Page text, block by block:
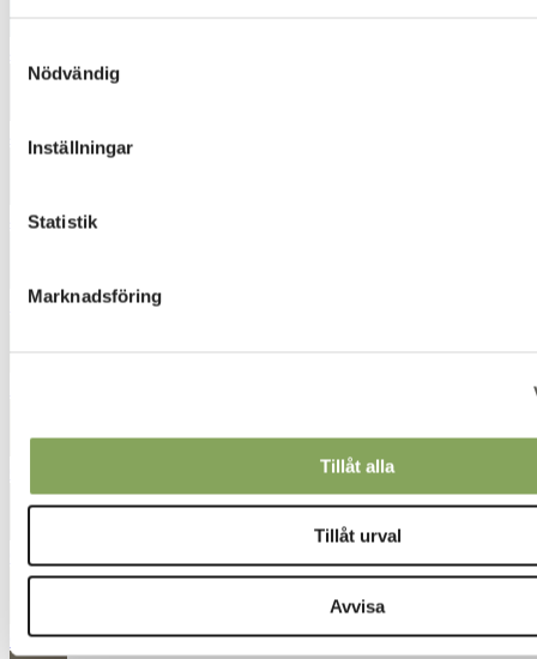
Nödvändig
Inställningar
Statistik
Marknadsföring
Tillåt alla
Tillåt urval
Avvisa
4562
4651
5041
6221